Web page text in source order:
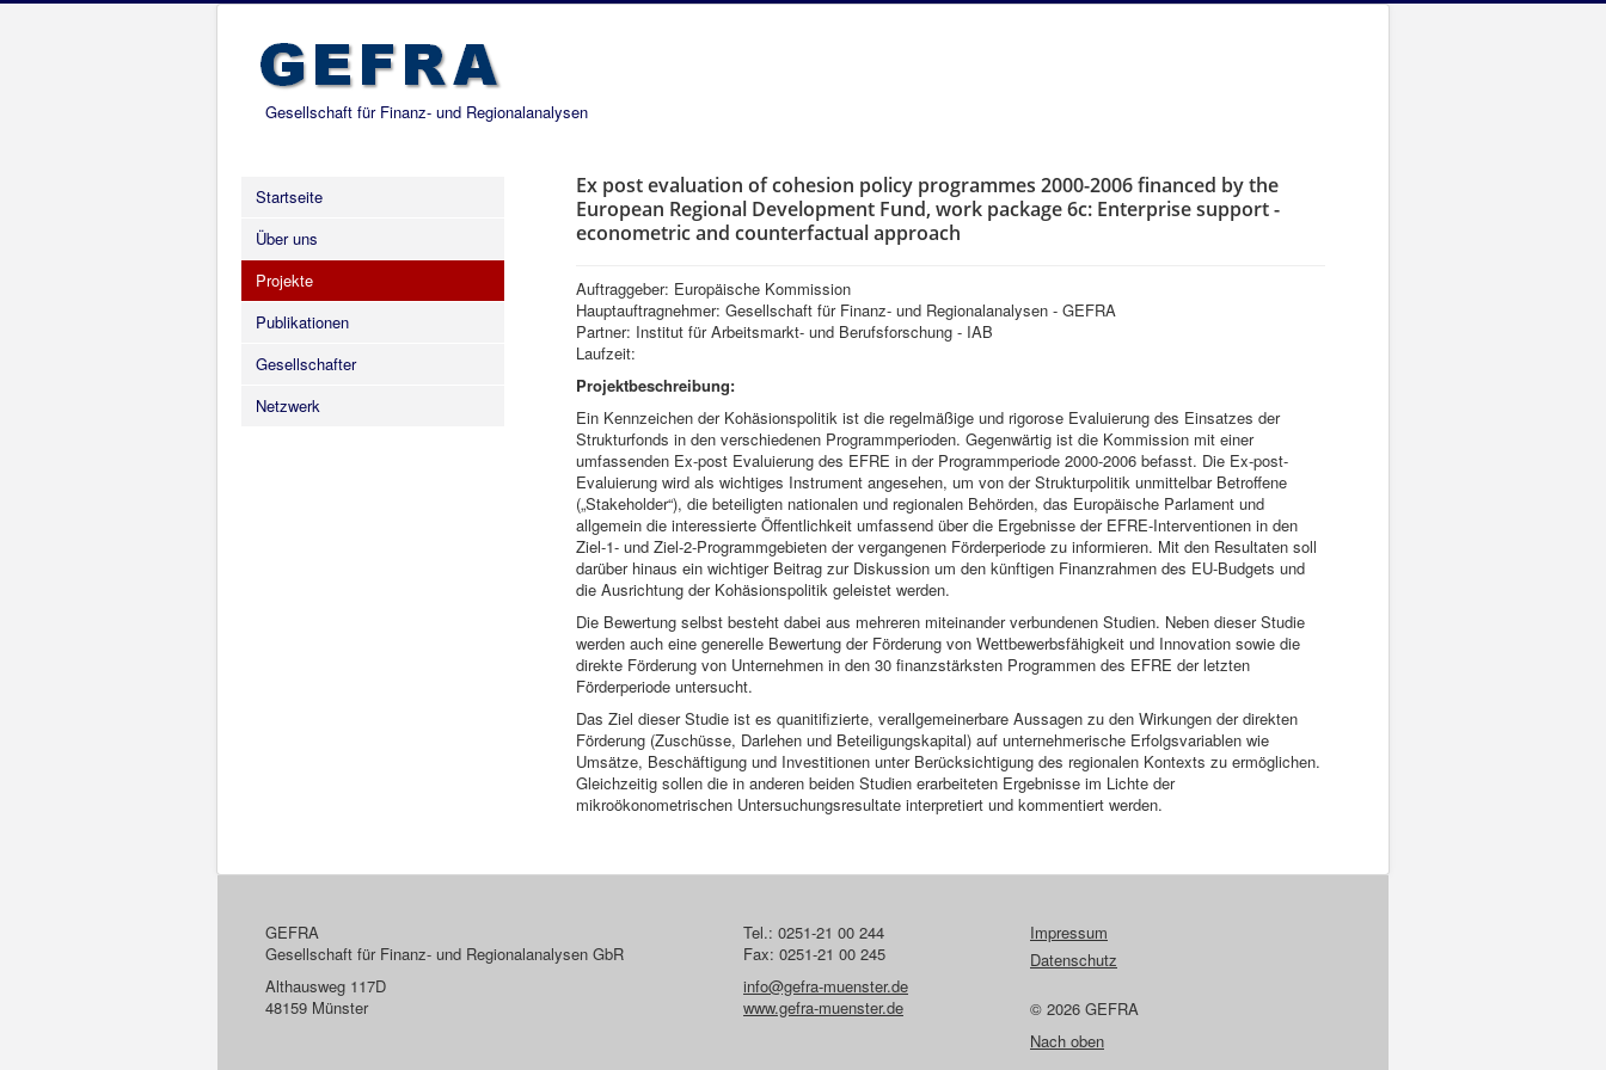
Gesellschaft für Finanz- und Regionalanalysen
Startseite
Über uns
Projekte
Publikationen
Gesellschafter
Netzwerk
Ex post evaluation of cohesion policy programmes 2000-2006 financed by the
European Regional Development Fund, work package 6c: Enterprise support -
econometric and counterfactual approach
Auftraggeber: Europäische Kommission
Hauptauftragnehmer: Gesellschaft für Finanz- und Regionalanalysen - GEFRA
Partner: Institut für Arbeitsmarkt- und Berufsforschung - IAB
Laufzeit:
Projektbeschreibung:
Ein Kennzeichen der Kohäsionspolitik ist die regelmäßige und rigorose Evaluierung des Einsatzes der
Strukturfonds in den verschiedenen Programmperioden. Gegenwärtig ist die Kommission mit einer
umfassenden Ex-post Evaluierung des EFRE in der Programmperiode 2000-2006 befasst. Die Ex-post-
Evaluierung wird als wichtiges Instrument angesehen, um von der Strukturpolitik unmittelbar Betroffene
(„Stakeholder“), die beteiligten nationalen und regionalen Behörden, das Europäische Parlament und
allgemein die interessierte Öffentlichkeit umfassend über die Ergebnisse der EFRE-Interventionen in den
Ziel-1- und Ziel-2-Programmgebieten der vergangenen Förderperiode zu informieren. Mit den Resultaten soll
darüber hinaus ein wichtiger Beitrag zur Diskussion um den künftigen Finanzrahmen des EU-Budgets und
die Ausrichtung der Kohäsionspolitik geleistet werden.
Die Bewertung selbst besteht dabei aus mehreren miteinander verbundenen Studien. Neben dieser Studie
werden auch eine generelle Bewertung der Förderung von Wettbewerbsfähigkeit und Innovation sowie die
direkte Förderung von Unternehmen in den 30 finanzstärksten Programmen des EFRE der letzten
Förderperiode untersucht.
Das Ziel dieser Studie ist es quanitifizierte, verallgemeinerbare Aussagen zu den Wirkungen der direkten
Förderung (Zuschüsse, Darlehen und Beteiligungskapital) auf unternehmerische Erfolgsvariablen wie
Umsätze, Beschäftigung und Investitionen unter Berücksichtigung des regionalen Kontexts zu ermöglichen.
Gleichzeitig sollen die in anderen beiden Studien erarbeiteten Ergebnisse im Lichte der
mikroökonometrischen Untersuchungsresultate interpretiert und kommentiert werden.
GEFRA
Gesellschaft für Finanz- und Regionalanalysen GbR
Althausweg 117D
48159 Münster
Tel.: 0251-21 00 244
Fax: 0251-21 00 245
info@gefra-muenster.de
www.gefra-muenster.de
Impressum
Datenschutz
© 2026 GEFRA
Nach oben